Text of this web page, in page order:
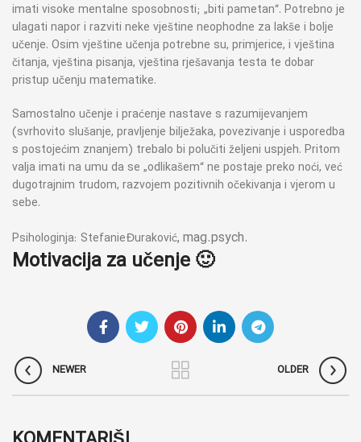
imati visoke mentalne sposobnosti; „biti pametan“. Potrebno je
ulagati napor i razviti neke vještine neophodne za lakše i bolje
učenje. Osim vještine učenja potrebne su, primjerice, i vještina
čitanja, vještina pisanja, vještina rješavanja testa te dobar
pristup učenju matematike.
Samostalno učenje i praćenje nastave s razumijevanjem
(svrhovito slušanje, pravljenje bilježaka, povezivanje i usporedba
s postojećim znanjem) trebalo bi polučiti željeni uspjeh. Pritom
valja imati na umu da se „odlikašem“ ne postaje preko noći, već
dugotrajnim trudom, razvojem pozitivnih očekivanja i vjerom u
sebe.
Psihologinja: Stefanie Đuraković, mag.psych.
Motivacija za učenje 🙂
NEWER OLDER